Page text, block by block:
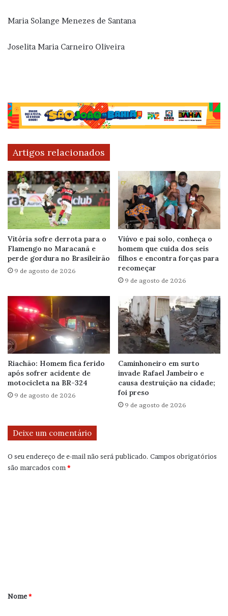
Maria Solange Menezes de Santana
Joselita Maria Carneiro Oliveira
Artigos relacionados
Vitória sofre derrota para o
Flamengo no Maracanã e
perde gordura no Brasileirão
9 de agosto de 2026
Viúvo e pai solo, conheça o
homem que cuida dos seis
filhos e encontra forças para
recomeçar
9 de agosto de 2026
Riachão: Homem fica ferido
após sofrer acidente de
motocicleta na BR-324
9 de agosto de 2026
Caminhoneiro em surto
invade Rafael Jambeiro e
causa destruição na cidade;
foi preso
9 de agosto de 2026
Deixe um comentário
O seu endereço de e-mail não será publicado. Campos obrigatórios
são marcados com *
r
Nome*